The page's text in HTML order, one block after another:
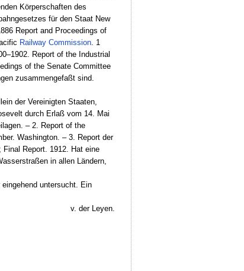
Körperschaften des
für den Staat New
Report and Proceedings of
Railway Commission. 1
Report of the Industrial
of the Senate Committee
zusammengefaßt sind.
der Vereinigten Staaten,
durch Erlaß vom 14. Mai
– 2. Report of the
Washington. – 3. Report der
Report. 1912. Hat eine
in allen Ländern,
untersucht. Ein
v. der Leyen.